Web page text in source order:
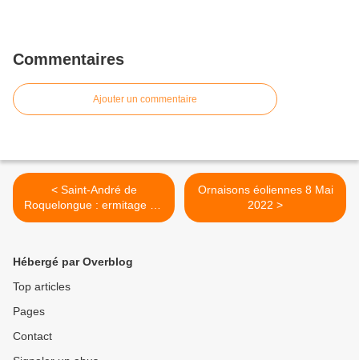
Commentaires
Ajouter un commentaire
< Saint-André de
Roquelongue : ermitage St-
Jacques 24 mars 2020
Ornaisons éoliennes 8 Mai
2022 >
Hébergé par Overblog
Top articles
Pages
Contact